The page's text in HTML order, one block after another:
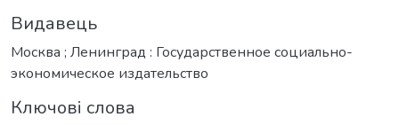
Видавець
Москва ; Ленинград : Государственное социально-
экономическое издательство
Ключові слова